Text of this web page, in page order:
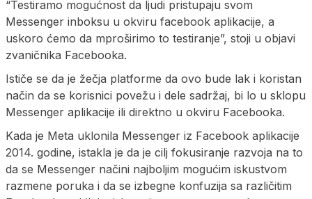
“Testiramo mogućnost da ljudi pristupaju svom
Messenger inboksu u okviru facebook aplikacije, a
uskoro ćemo da mproširimo to testiranje”, stoji u objavi
zvaničnika Facebooka.
Ističe se da je žečja platforme da ovo bude lak i koristan
način da se korisnici povežu i dele sadržaj, bi lo u sklopu
Messenger aplikacije ili direktno u okviru Facebooka.
Kada je Meta uklonila Messenger iz Facebook aplikacije
2014. godine, istakla je da je cilj fokusiranje razvoja na to
da se Messenger načini najboljim mogućim iskustvom
razmene poruka i da se izbegne konfuzija sa različitim